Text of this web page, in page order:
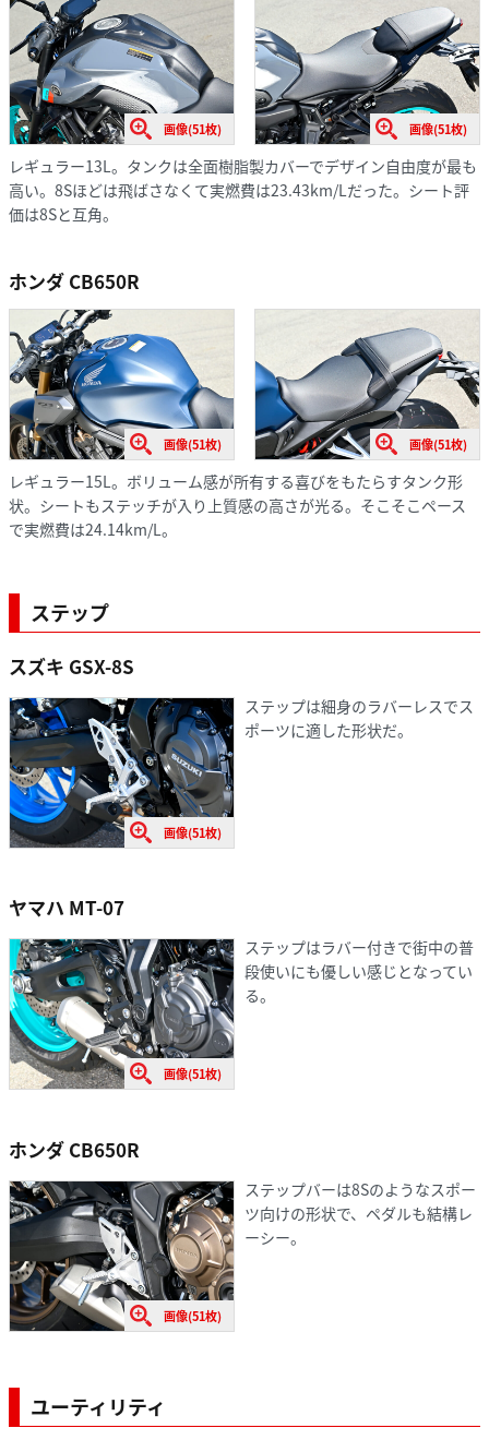
画像(51枚) 画像(51枚)
レギュラー13L。タンクは全面樹脂製カバーでデザイン自由度が最も
高い。8Sほどは飛ばさなくて実燃費は23.43km/Lだった。シート評
価は8Sと互角。
ホンダ CB650R
画像(51枚) 画像(51枚)
レギュラー15L。ボリューム感が所有する喜びをもたらすタンク形
状。シートもステッチが入り上質感の高さが光る。そこそこペース
で実燃費は24.14km/L。
ステップ
スズキ GSX-8S
画像(51枚)
ステップは細身のラバーレスでス
ポーツに適した形状だ。
ヤマハ MT-07
画像(51枚)
ステップはラバー付きで街中の普
段使いにも優しい感じとなってい
る。
ホンダ CB650R
画像(51枚)
ステップバーは8Sのようなスポー
ツ向けの形状で、ペダルも結構レ
ーシー。
ユーティリティ